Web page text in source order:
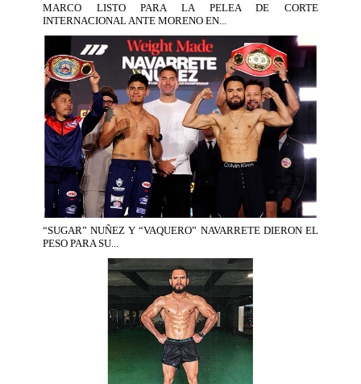
MARCO LISTO PARA LA PELEA DE CORTE
INTERNACIONAL ANTE MORENO EN...
“SUGAR” NUÑEZ Y “VAQUERO” NAVARRETE DIERON EL
PESO PARA SU...